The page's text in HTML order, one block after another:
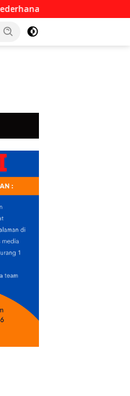
Khidmat, Siswa SMKN